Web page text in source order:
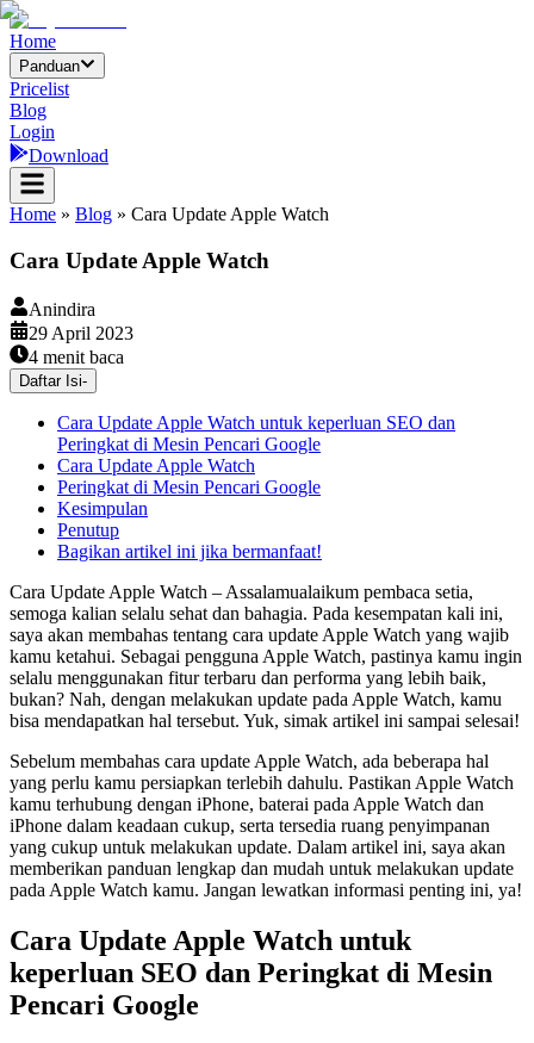
Home
Panduan
Pricelist
Blog
Login
Download
Home » Blog » Cara Update Apple Watch
Cara Update Apple Watch
Anindira
29 April 2023
4 menit baca
Daftar Isi-
Cara Update Apple Watch untuk keperluan SEO dan
Peringkat di Mesin Pencari Google
Cara Update Apple Watch
Peringkat di Mesin Pencari Google
Kesimpulan
Penutup
Bagikan artikel ini jika bermanfaat!
Cara Update Apple Watch – Assalamualaikum pembaca setia,
semoga kalian selalu sehat dan bahagia. Pada kesempatan kali ini,
saya akan membahas tentang cara update Apple Watch yang wajib
kamu ketahui. Sebagai pengguna Apple Watch, pastinya kamu ingin
selalu menggunakan fitur terbaru dan performa yang lebih baik,
bukan? Nah, dengan melakukan update pada Apple Watch, kamu
bisa mendapatkan hal tersebut. Yuk, simak artikel ini sampai selesai!
Sebelum membahas cara update Apple Watch, ada beberapa hal
yang perlu kamu persiapkan terlebih dahulu. Pastikan Apple Watch
kamu terhubung dengan iPhone, baterai pada Apple Watch dan
iPhone dalam keadaan cukup, serta tersedia ruang penyimpanan
yang cukup untuk melakukan update. Dalam artikel ini, saya akan
memberikan panduan lengkap dan mudah untuk melakukan update
pada Apple Watch kamu. Jangan lewatkan informasi penting ini, ya!
Cara Update Apple Watch untuk
keperluan SEO dan Peringkat di Mesin
Pencari Google